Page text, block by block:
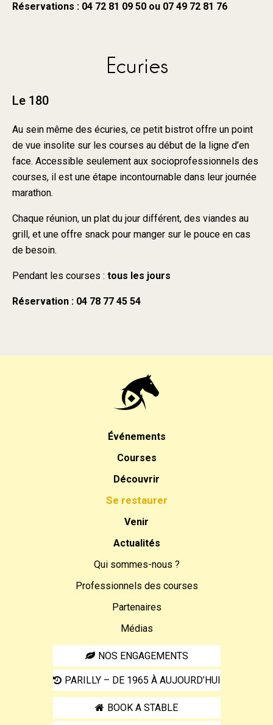
Réservations : 04 72 81 09 50 ou 07 49 72 81 76
Ecuries
Le 180
Au sein même des écuries, ce petit bistrot offre un point
de vue insolite sur les courses au début de la ligne d’en
face. Accessible seulement aux socioprofessionnels des
courses, il est une étape incontournable dans leur journée
marathon.
Chaque réunion, un plat du jour différent, des viandes au
grill, et une offre snack pour manger sur le pouce en cas
de besoin.
Pendant les courses : tous les jours
Réservation : 04 78 77 45 54
Événements
Courses
Découvrir
Se restaurer
Venir
Actualités
Qui sommes-nous ?
Professionnels des courses
Partenaires
Médias
NOS ENGAGEMENTS
PARILLY – DE 1965 À AUJOURD’HUI
BOOK A STABLE